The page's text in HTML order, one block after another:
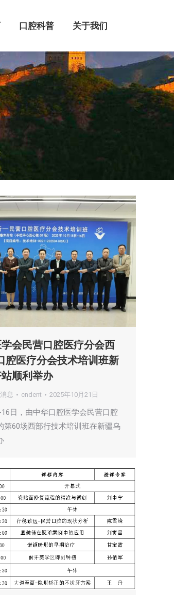
口腔科普 关于我们
会民营口腔医疗分会西
腔医疗分会技术培训班新
顺利举办
息 cndent 2025年10月21日
日，由中华口腔医学会民营口腔
第60场西部行技术培训班在新疆乌